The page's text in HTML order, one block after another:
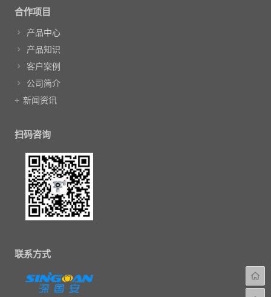
合作项目
产品中心
产品知识
客户案例
公司简介
新闻资讯
扫码咨询
联系方式